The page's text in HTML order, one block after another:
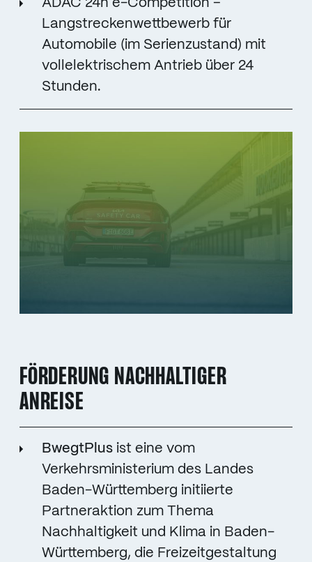
ADAC 24h e-Competition –
Langstreckenwettbewerb für
Automobile (im Serienzustand) mit
vollelektrischem Antrieb über 24
Stunden.
FÖRDERUNG NACHHALTIGER
ANREISE
BwegtPlus ist eine vom
Verkehrsministerium des Landes
Baden-Württemberg initiierte
Partneraktion zum Thema
Nachhaltigkeit und Klima in Baden-
Württemberg, die Freizeitgestaltung